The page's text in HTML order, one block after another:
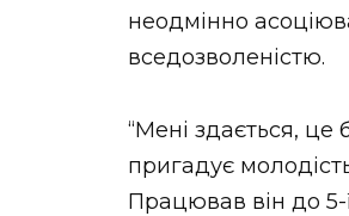
неодмінно
вседозволеністю.
“Мені здається,
пригадує
Працював він до 5-